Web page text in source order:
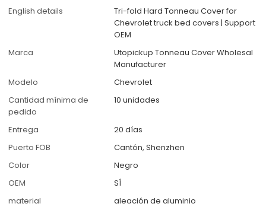
English details
Tri-fold Hard Tonneau Cover for
Chevrolet truck bed covers | Support
OEM
Marca
Utopickup Tonneau Cover Wholesal
Manufacturer
Modelo
Chevrolet
Cantidad mínima de
pedido
10 unidades
Entrega
20 días
Puerto FOB
Cantón, Shenzhen
Color
Negro
OEM
SÍ
material
aleación de aluminio